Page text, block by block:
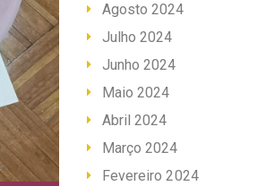
Agosto 2024
Julho 2024
Junho 2024
Maio 2024
Abril 2024
Março 2024
Fevereiro 2024